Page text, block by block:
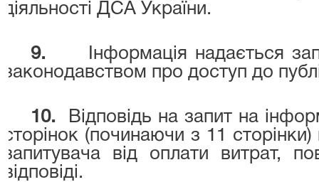
діяльності ДСА України.
9.
Інформація надається
законодавством про доступ до
10.
Відповідь на запит на
сторінок (починаючи з 11
запитувача від оплати витрат,
відповіді.